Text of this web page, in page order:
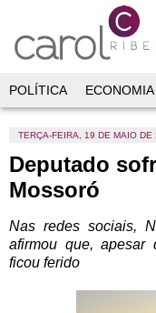
POLÍTICA ECONOMIA
TERÇA-FEIRA, 19 DE MAIO DE
Deputado
Mossoró
Nas redes sociais,
afirmou que, apesar
ficou ferido